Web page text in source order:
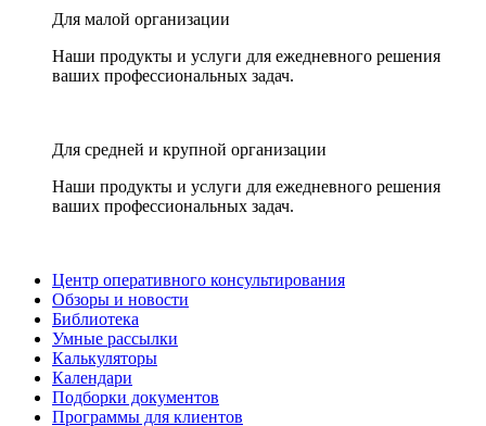
Для малой организации
Наши продукты и услуги для ежедневного решения
ваших профессиональных задач.
Для средней и крупной организации
Наши продукты и услуги для ежедневного решения
ваших профессиональных задач.
Центр оперативного консультирования
Обзоры и новости
Библиотека
Умные рассылки
Калькуляторы
Календари
Подборки документов
Программы для клиентов